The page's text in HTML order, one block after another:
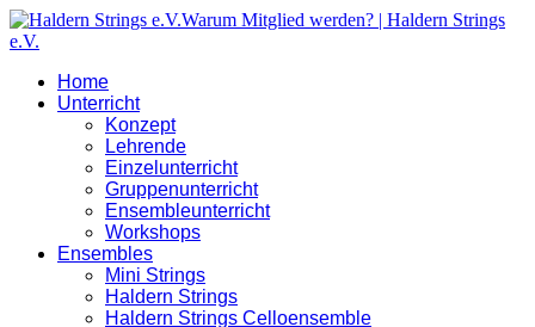
Home
Unterricht
Konzept
Lehrende
Einzelunterricht
Gruppenunterricht
Ensembleunterricht
Workshops
Ensembles
Mini Strings
Haldern Strings
Haldern Strings Celloensemble